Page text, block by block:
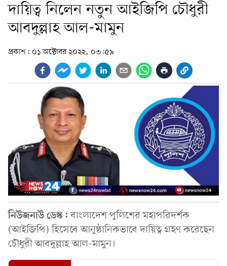
দায়িত্ব নিলেন নতুন আইজিপি চৌধুরী
আবদুল্লাহ আল-মামুন
প্রকাশ: ০১ অক্টোবর ২০২২, ০৩:৫৯
নিউজনাউ ডেস্ক:বাংলাদেশ পুলিশের মহাপরিদর্শক
(আইজিপি) হিসেবে আনুষ্ঠানিকভাবে দায়িত্ব গ্রহণ করেছেন
চৌধুরী আবদুল্লাহ আল-মামুন।